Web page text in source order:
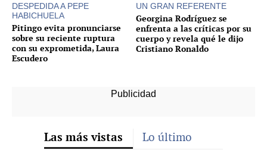
DESPEDIDA A PEPE
HABICHUELA
Pitingo evita pronunciarse
sobre su reciente ruptura
con su exprometida, Laura
Escudero
UN GRAN REFERENTE
Georgina Rodríguez se
enfrenta a las críticas por su
cuerpo y revela qué le dijo
Cristiano Ronaldo
Las más vistas Lo último